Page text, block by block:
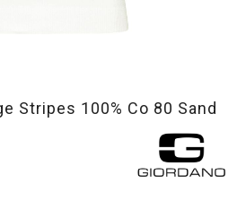
Stripes 100% Co 80 Sand